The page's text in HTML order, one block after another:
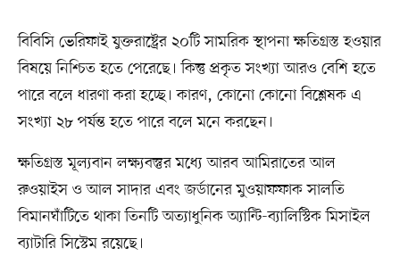
বিবিসি ভেরিফাই যুক্তরাষ্ট্রের ২০টি সামরিক স্থাপনা ক্ষতিগ্রস্ত হওয়ার
বিষয়ে নিশ্চিত হতে পেরেছে। কিন্তু প্রকৃত সংখ্যা আরও বেশি হতে
পারে বলে ধারণা করা হচ্ছে। কারণ, কোনো কোনো বিশ্লেষক এ
সংখ্যা ২৮ পর্যন্ত হতে পারে বলে মনে করছেন।
ক্ষতিগ্রস্ত মূল্যবান লক্ষ্যবস্তুর মধ্যে আরব আমিরাতের আল
রুওয়াইস ও আল সাদার এবং জর্ডানের মুওয়াফফাক সালতি
বিমানঘাঁটিতে থাকা তিনটি অত্যাধুনিক অ্যান্টি-ব্যালিস্টিক মিসাইল
ব্যাটারি সিস্টেম রয়েছে।